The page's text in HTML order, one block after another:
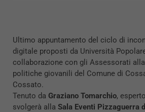
Ultimo appuntamento del ciclo di
digitale proposti da Università
collaborazione con gli Assessorati
politiche giovanili del Comune di
Cossato.
Tenuto da Graziano Tomarchio,
svolgerà alla Sala Eventi Pizzaguerra